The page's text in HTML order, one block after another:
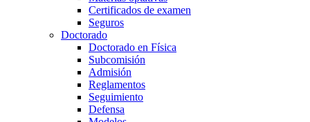
Certificados de examen
Seguros
Doctorado
Doctorado en Física
Subcomisión
Admisión
Reglamentos
Seguimiento
Defensa